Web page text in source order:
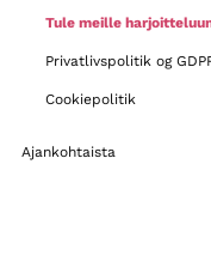
Tule meille
Privatlivspolitik og
Cookiepolitik
Ajankohtaista